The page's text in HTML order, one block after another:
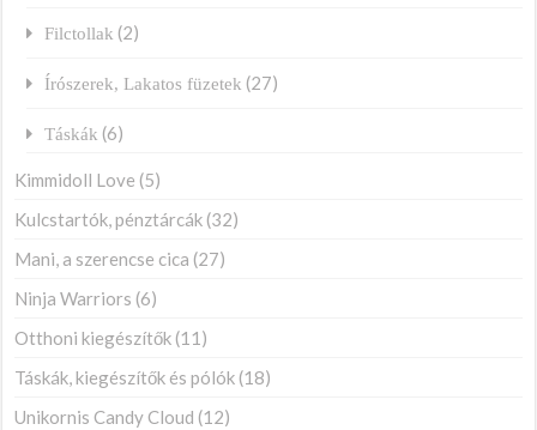
Filctollak (2)
Írószerek, Lakatos füzetek (27)
Táskák (6)
Kimmidoll Love (5)
Kulcstartók, pénztárcák (32)
Mani, a szerencse cica (27)
Ninja Warriors (6)
Otthoni kiegészítők (11)
Táskák, kiegészítők és pólók (18)
Unikornis Candy Cloud (12)